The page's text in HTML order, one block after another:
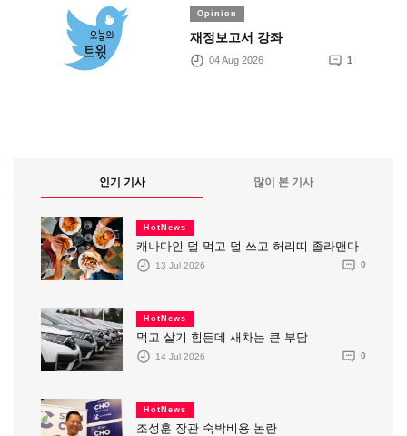
Opinion
재정보고서 강좌
04 Aug 2026 1
인기 기사 많이 본 기사
HotNews
캐나다인 덜 먹고 덜 쓰고 허리띠 졸라맨다
13 Jul 2026 0
HotNews
먹고 살기 힘든데 새차는 큰 부담
14 Jul 2026 0
HotNews
조성훈 장관 숙박비용 논란